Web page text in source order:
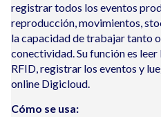
registrar todos los eventos
reproducción, movimientos,
la capacidad de trabajar tanto
conectividad. Su función es
RFID, registrar los eventos y
online Digicloud.
Cómo se usa: